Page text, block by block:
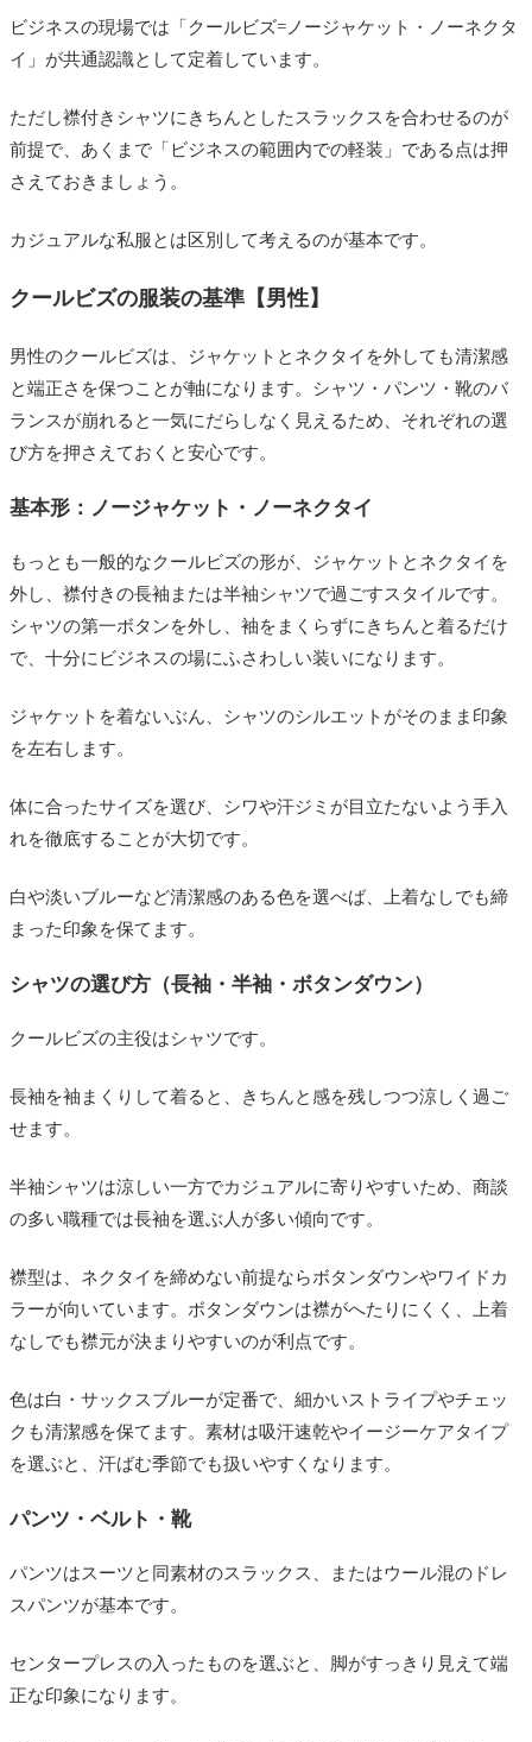
ビジネスの現場では「クールビズ=ノージャケット・ノーネクタ
イ」が共通認識として定着しています。
ただし襟付きシャツにきちんとしたスラックスを合わせるのが
前提で、あくまで「ビジネスの範囲内での軽装」である点は押
さえておきましょう。
カジュアルな私服とは区別して考えるのが基本です。
クールビズの服装の基準【男性】
男性のクールビズは、ジャケットとネクタイを外しても清潔感
と端正さを保つことが軸になります。シャツ・パンツ・靴のバ
ランスが崩れると一気にだらしなく見えるため、それぞれの選
び方を押さえておくと安心です。
基本形：ノージャケット・ノーネクタイ
もっとも一般的なクールビズの形が、ジャケットとネクタイを
外し、襟付きの長袖または半袖シャツで過ごすスタイルです。
シャツの第一ボタンを外し、袖をまくらずにきちんと着るだけ
で、十分にビジネスの場にふさわしい装いになります。
ジャケットを着ないぶん、シャツのシルエットがそのまま印象
を左右します。
体に合ったサイズを選び、シワや汗ジミが目立たないよう手入
れを徹底することが大切です。
白や淡いブルーなど清潔感のある色を選べば、上着なしでも締
まった印象を保てます。
シャツの選び方（長袖・半袖・ボタンダウン）
クールビズの主役はシャツです。
長袖を袖まくりして着ると、きちんと感を残しつつ涼しく過ご
せます。
半袖シャツは涼しい一方でカジュアルに寄りやすいため、商談
の多い職種では長袖を選ぶ人が多い傾向です。
襟型は、ネクタイを締めない前提ならボタンダウンやワイドカ
ラーが向いています。ボタンダウンは襟がへたりにくく、上着
なしでも襟元が決まりやすいのが利点です。
色は白・サックスブルーが定番で、細かいストライプやチェッ
クも清潔感を保てます。素材は吸汗速乾やイージーケアタイプ
を選ぶと、汗ばむ季節でも扱いやすくなります。
パンツ・ベルト・靴
パンツはスーツと同素材のスラックス、またはウール混のドレ
スパンツが基本です。
センタープレスの入ったものを選ぶと、脚がすっきり見えて端
正な印象になります。